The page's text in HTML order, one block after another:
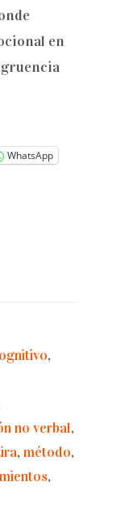
en
WhatsApp
,
no verbal,
, método,
,